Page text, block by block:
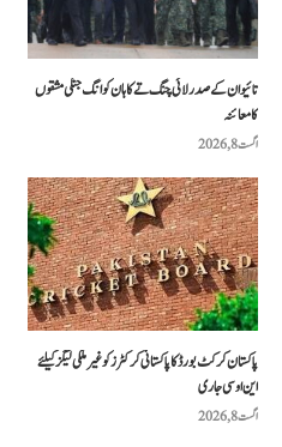
تائیوان کے صدر لائی چنگ تے کا ہان کوانگ جنگی مشقوں
کا معائنہ
اگست 8, 2026
پاکستان کرکٹ بورڈ کا پاکستانی کرکٹرز کو غیر ملکی لیگز کیلئے
این او سی جاری
اگست 8, 2026